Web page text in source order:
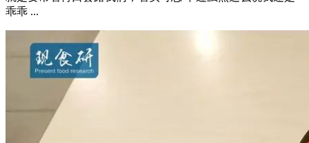
乖乖 ...